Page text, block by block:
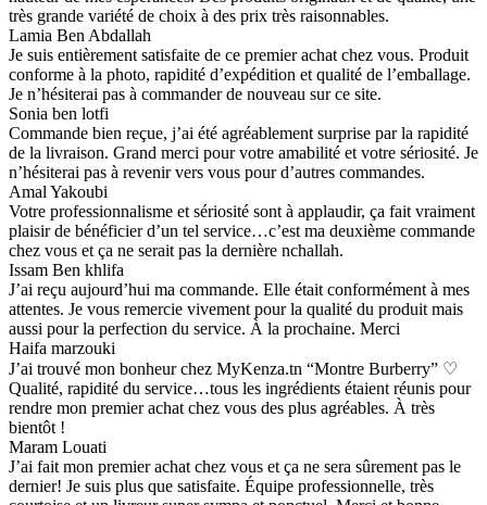
très grande variété de choix à des prix très raisonnables.
Lamia Ben Abdallah
Je suis entièrement satisfaite de ce premier achat chez vous. Produit
conforme à la photo, rapidité d’expédition et qualité de l’emballage.
Je n’hésiterai pas à commander de nouveau sur ce site.
Sonia ben lotfi
Commande bien reçue, j’ai été agréablement surprise par la rapidité
de la livraison. Grand merci pour votre amabilité et votre sériosité. Je
n’hésiterai pas à revenir vers vous pour d’autres commandes.
Amal Yakoubi
Votre professionnalisme et sériosité sont à applaudir, ça fait vraiment
plaisir de bénéficier d’un tel service…c’est ma deuxième commande
chez vous et ça ne serait pas la dernière nchallah.
Issam Ben khlifa
J’ai reçu aujourd’hui ma commande. Elle était conformément à mes
attentes. Je vous remercie vivement pour la qualité du produit mais
aussi pour la perfection du service. À la prochaine. Merci
Haifa marzouki
J’ai trouvé mon bonheur chez MyKenza.tn “Montre Burberry” ♡
Qualité, rapidité du service…tous les ingrédients étaient réunis pour
rendre mon premier achat chez vous des plus agréables. À très
bientôt !
Maram Louati
J’ai fait mon premier achat chez vous et ça ne sera sûrement pas le
dernier! Je suis plus que satisfaite. Équipe professionnelle, très